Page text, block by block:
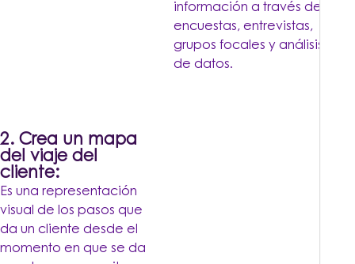
información a través de
encuestas, entrevistas,
grupos focales y análisis
de datos.
2. Crea un mapa
del viaje del
cliente:
Es una representación
visual de los pasos que
da un cliente desde el
momento en que se da